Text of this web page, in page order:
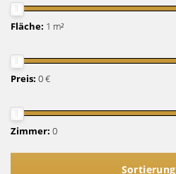
Fläche: 1 m²
Preis: 0 €
Zimmer: 0
Sortierung